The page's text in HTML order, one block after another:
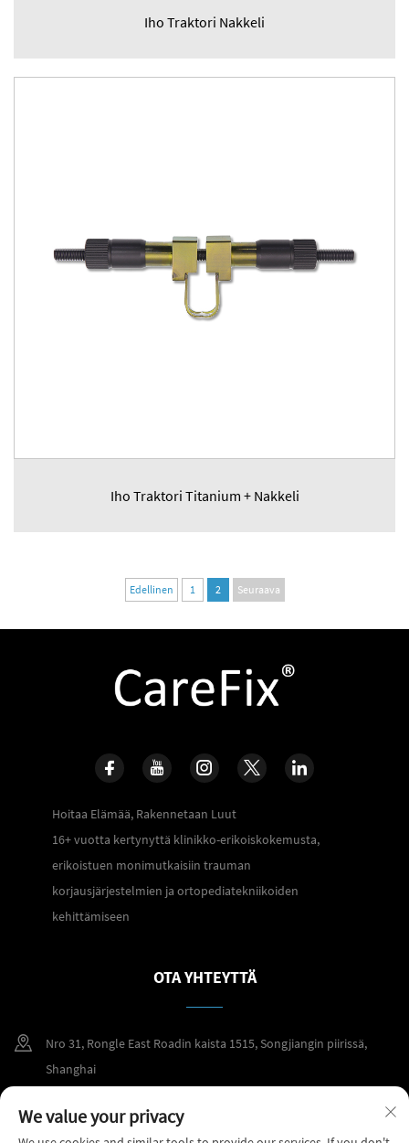
Iho Traktori Nakkeli
Iho Traktori Titanium + Nakkeli
Edellinen 1 2 Seuraava
Hoitaa Elämää, Rakennetaan Luut
16+ vuotta kertynyttä klinikko-erikoiskokemusta,
erikoistuen monimutkaisiin trauman
korjausjärjestelmien ja ortopediatekniikoiden
kehittämiseen
OTA YHTEYTTÄ
Nro 31, Rongle East Roadin kaista 1515, Songjiangin piirissä,
Shanghai
+86 400 098 2859
We value your privacy